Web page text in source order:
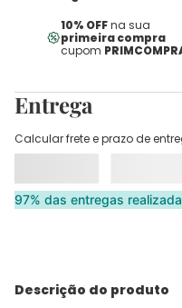
10% OFFna sua
primeira compra
cupom
Entrega
Calcular frete e prazo de
97% das entregas
Descrição do produto